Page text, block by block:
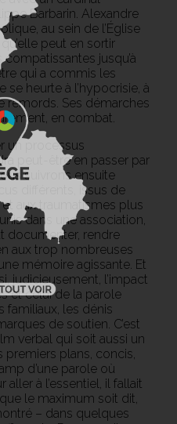
Barbarin. Alexandre
au sein de l’Église
peut en sortir
jusqu’à
qui a commis les
heurte à l’hypocrisie, à
remords. Ses démarches
en combat.
un processus
peut-être en passer par
suivrons ensuite
différents, issus de
aux traumatismes plus
dans une association,
documenter, rendre
aux trop nombreuses
mémoire agissante. Et
judicieusement, l’impact
et celui de la parole
familiaux, les dénis
de soutien. C’est
verbal qui soit aussi un
premiers plans, concis,
d’une parole où
à l’essentiel, il fallait
le maximum soit dit,
– dans quelques